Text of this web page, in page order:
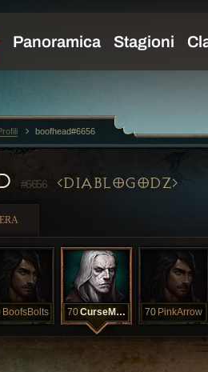
#6656 DIABLOGODZ
BoofsBolts 70 CurseMyName 70 PinkArrow
boofhead#6656